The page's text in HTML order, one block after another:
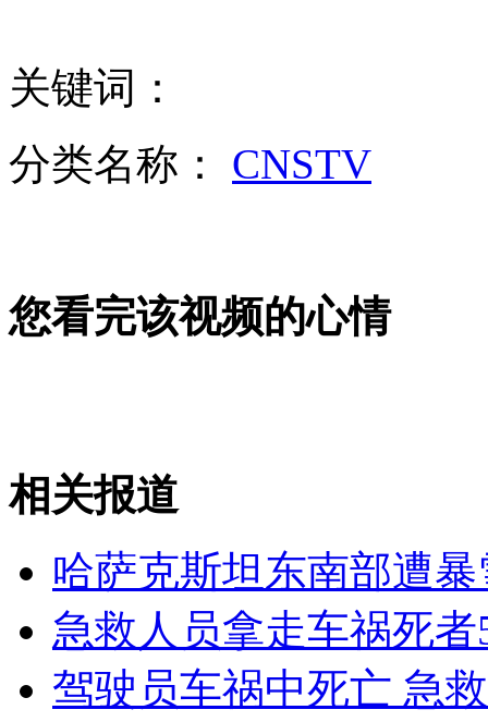
女孩北京地铁殴打老人 痛下狠手拳打脚踢
外交部：反对强权政治霸凌主义
安徽一实载49人客车翻车
走！跟着总书记去植树
消防员救轻生者 花炮节热闹非凡 减压"枕头大战"
关键词：
分类名称： CNSTV
您看完该视频的心情
相关报道
哈萨克斯坦东南部遭
急救人员拿走车祸死
驾驶员车祸中死亡 急